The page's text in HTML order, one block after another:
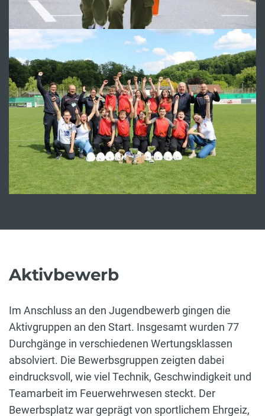
Aktivbewerb
Im Anschluss an den Jugendbewerb gingen die
Aktivgruppen an den Start. Insgesamt wurden 77
Durchgänge in verschiedenen Wertungsklassen
absolviert. Die Bewerbsgruppen zeigten dabei
eindrucksvoll, wie viel Technik, Geschwindigkeit und
Teamarbeit im Feuerwehrwesen steckt. Der
Bewerbsplatz war geprägt von sportlichem Ehrgeiz,